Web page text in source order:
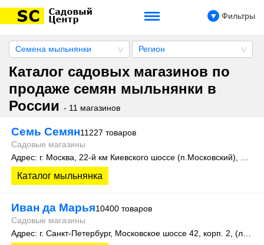
Фильтры
Семена мыльнянки Регион
Каталог садовых магазинов по
продаже семян мыльнянки в
России - 11 магазинов
Семь Семян11227 товаров
Садовые магазины
Каталог мыльнянка
Иван да Марья10400 товаров
Садовые магазины